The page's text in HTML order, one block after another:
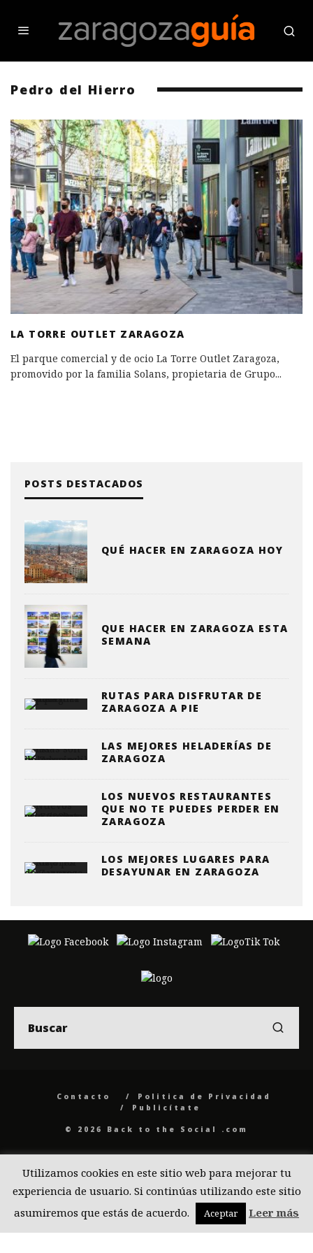
Pedro del Hierro
LA TORRE OUTLET ZARAGOZA
El parque comercial y de ocio La Torre Outlet Zaragoza,
promovido por la familia Solans, propietaria de Grupo...
POSTS DESTACADOS
QUÉ HACER EN ZARAGOZA HOY
QUE HACER EN ZARAGOZA ESTA
SEMANA
RUTAS PARA DISFRUTAR DE
ZARAGOZA A PIE
LAS MEJORES HELADERÍAS DE
ZARAGOZA
LOS NUEVOS RESTAURANTES
QUE NO TE PUEDES PERDER EN
ZARAGOZA
LOS MEJORES LUGARES PARA
DESAYUNAR EN ZARAGOZA
Contacto
Politica de Privacidad
Publicítate
© 2026 Back to the Social .com
Utilizamos cookies en este sitio web para mejorar tu
experiencia de usuario. Si continúas utilizando este sitio
asumiremos que estás de acuerdo.
Aceptar Leer más